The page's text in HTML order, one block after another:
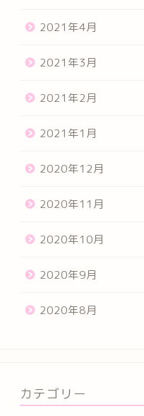
2021年4月
2021年3月
2021年2月
2021年1月
2020年12月
2020年11月
2020年10月
2020年9月
2020年8月
カテゴリー